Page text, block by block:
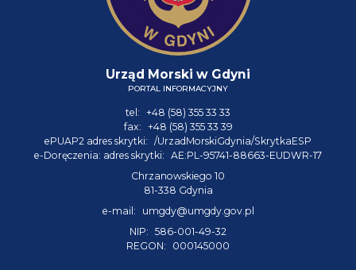
Urząd Morski w Gdyni
PORTAL INFORMACYJNY
tel: +48 (58) 355 33 33
fax: +48 (58) 355 33 39
ePUAP2 adres skrytki: /UrzadMorskiGdynia/SkrytkaESP
e-Doręczenia: adres skrytki: AE:PL-95741-88663-EUDWR-17
Chrzanowskiego 10
81-338 Gdynia
e-mail:
umgdy@umgdy.gov.pl
NIP: 586-001-49-32
REGON:
000145000